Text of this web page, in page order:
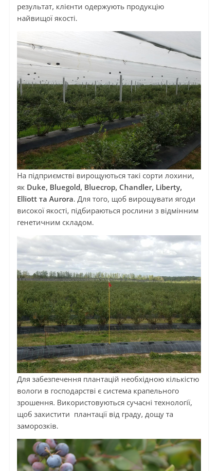
результат, клієнти одержують продукцію
найвищої якості.
На підприємстві вирощуються такі сорти лохини,
як Duke, Bluegold, Bluecrop, Chandler, Liberty,
Elliott та Aurora. Для того, щоб вирощувати ягоди
високої якості, підбираються рослини з відмінним
генетичним складом.
Для забезпечення плантацій необхідною кількістю
вологи в господарстві є система крапельного
зрошення. Використовуються сучасні технології,
щоб захистити плантації від граду, дощу та
заморозків.